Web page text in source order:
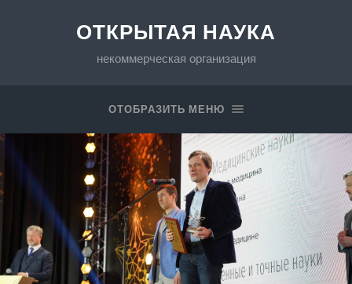
ОТКРЫТАЯ НАУКА
некоммерческая организация
ОТОБРАЗИТЬ МЕНЮ